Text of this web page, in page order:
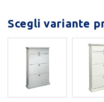
Scegli variante